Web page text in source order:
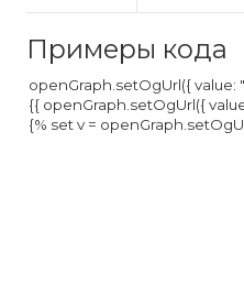
Примеры кода